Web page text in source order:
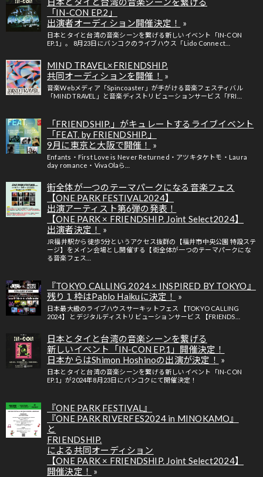
「IN-CON EP.2」
出演者オーディション開催決定！
日本とタイと台湾の音楽シーンを繋げる新しいイベント「IN-CON
EP.1」。 8月23日にバンコクのライブハウス「Lido Connect…
MIND TRAVEL×FRIENDSHIP.
共同オーディションを開催！
音楽Webメディア「Spincoaster」が手がける音楽フェスティバル
「MIND TRAVEL」と音楽ディストリビューションサービス「FRI…
「FRIENDSHIP.」がキュレートするライブイベント
「FEAT. by FRIENDSHIP.」
9月に東京と大阪で開催！
Enfants・First Love is Never Returned・アツキタケトモ・Laura
day romance・VivaOlaら…
街全体が一つのテーマパークになる音楽フェス
【ONE PARK FESTIVAL2024】
出演アーティスト第6弾の発表！
【ONE PARK × FRIENDSHIP. Joint Select2024】
出演者決定！
JR福井駅から徒歩5分というアクセス抜群の【福井市中央公園 特設ステ
ージ】をメイン会場とし開催する【街全体が一つのテーマパークにな
る音楽フェス…
『TOKYO CALLING 2024 × INSPIRED BY TOKYO』
残り１枠はPablo Haikuに決定！
日本最大級のライブハウスサーキットフェス 【TOKYO CALLING
2024】 とデジタルディストリビューションサービス 【FRIENDS…
日本とタイと台湾の音楽シーンを繋げる
新しいイベント「IN-CON EP.1」開催決定！
日本からはShimon Hoshinoの出演が決定！
日本とタイと台湾の音楽シーンを繋げる新しいイベント「IN-CON
EP.1」が2024年8月23日にバンコクにて開催決定！
『ONE PARK FESTIVAL』
『ONE PARK RIVERFES2024 in MINOKAMO』
と
FRIENDSHIP.
による共同オーディション
【ONE PARK × FRIENDSHIP. Joint Select2024】
開催決定！